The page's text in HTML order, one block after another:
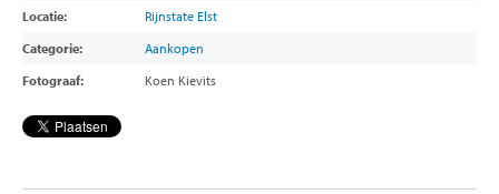
Locatie:
Rijnstate Elst
Categorie:
Aankopen
Fotograaf:
Koen Kievits